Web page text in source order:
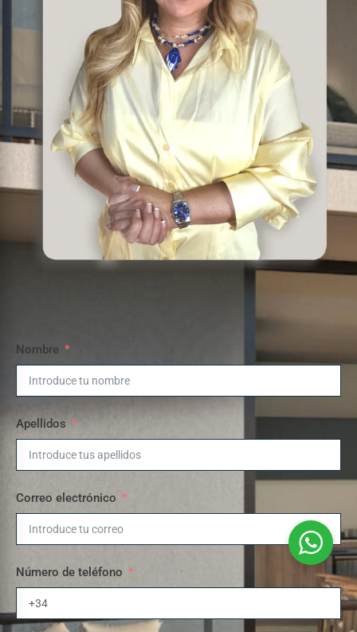
Nombre
Apellidos
Correo electrónico
Número de teléfono